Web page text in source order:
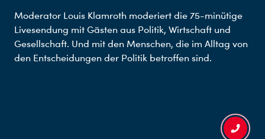
Moderator Louis Klamroth moderiert die 75-minütige
Livesendung mit Gästen aus Politik, Wirtschaft und
Gesellschaft. Und mit den Menschen, die im Alltag von
den Entscheidungen der Politik betroffen sind.